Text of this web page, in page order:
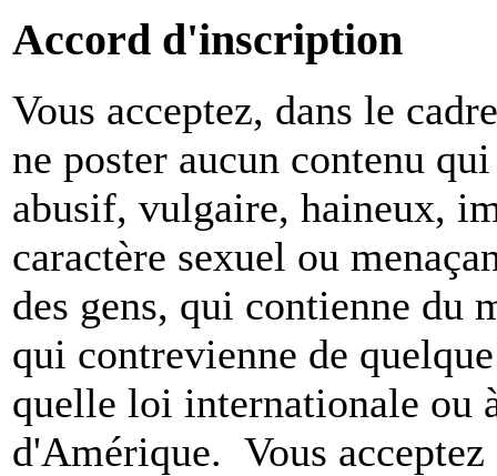
Accord d'inscription
Vous acceptez, dans le
ne poster aucun contenu
abusif, vulgaire, haineux,
caractère sexuel ou
des gens, qui contienne du
qui contrevienne de
quelle loi internationale ou
d'Amérique. Vous